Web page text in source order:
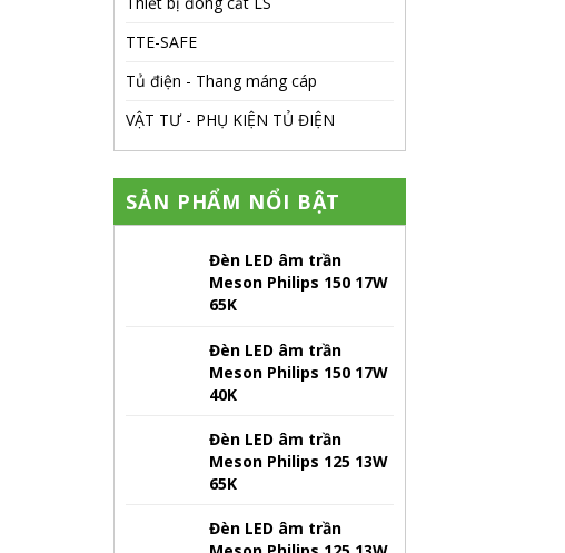
TTE-SAFE
Tủ điện - Thang máng cáp
VẬT TƯ - PHỤ KIỆN TỦ ĐIỆN
SẢN PHẨM NỔI BẬT
Đèn LED âm trần
Meson Philips 150 17W
65K
Đèn LED âm trần
Meson Philips 150 17W
40K
Đèn LED âm trần
Meson Philips 125 13W
65K
Đèn LED âm trần